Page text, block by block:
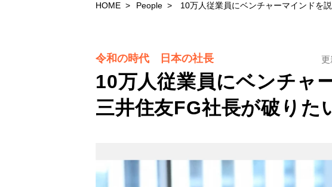
HOME People 10万人従業員にベンチャーマインドを
10万人従業員にベンチャ
三井住友FG社長が破りた
令和の時代 日本の社長 更